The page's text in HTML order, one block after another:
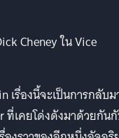
Cheney ใน Vice
เรื่องนี้จะเป็นการกลับ
ที่เคยโด่งดังมาด้วยกัน